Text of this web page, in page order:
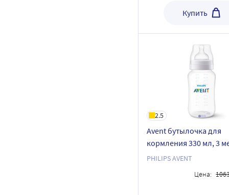
Купить
2.5
Avent бутылочка для
кормления 330 мл, 3
colic SCY106/01
PHILIPS AVENT
Цена: